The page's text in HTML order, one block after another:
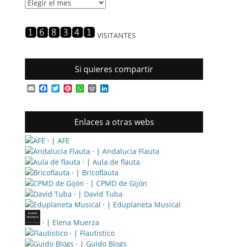
VISITANTES
Si quieres compartir
EmailFacebook
TwitterPinterest
WhatsApp
WordPress
Enlaces a otras webs
· | AFE
· | Andalucia Flauta
· | Aula de flauta
· | Bricoflauta
· | CPMD de Gijón
· | David Tuba
· | Eduplaneta Musical
· | Elena Muerza
· | Flautistico
· | Guido Blogs